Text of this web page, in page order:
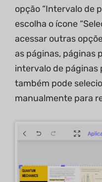
opção “Intervalo de
escolha o ícone
acessar outras
as páginas, páginas
intervalo de páginas
também pode
manualmente para